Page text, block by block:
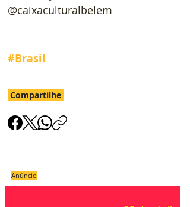
@caixaculturalbelem
#Brasil
Compartilhe
Anúncio